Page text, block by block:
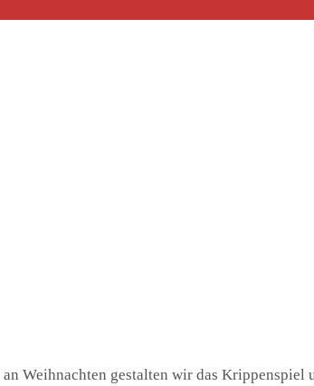
Weihnachten gestalten wir das Krippenspiel